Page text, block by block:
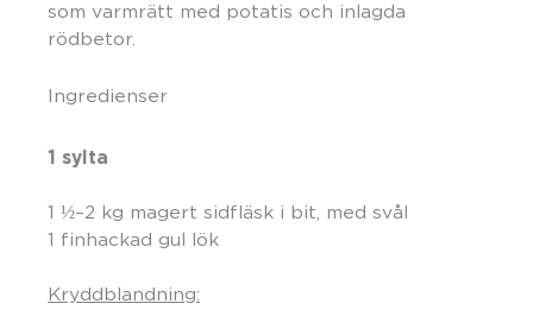
som varmrätt med potatis och inlagda
rödbetor.
Ingredienser
1 sylta
1 ½–2 kg magert sidfläsk i bit, med svål
1 finhackad gul lök
Kryddblandning: